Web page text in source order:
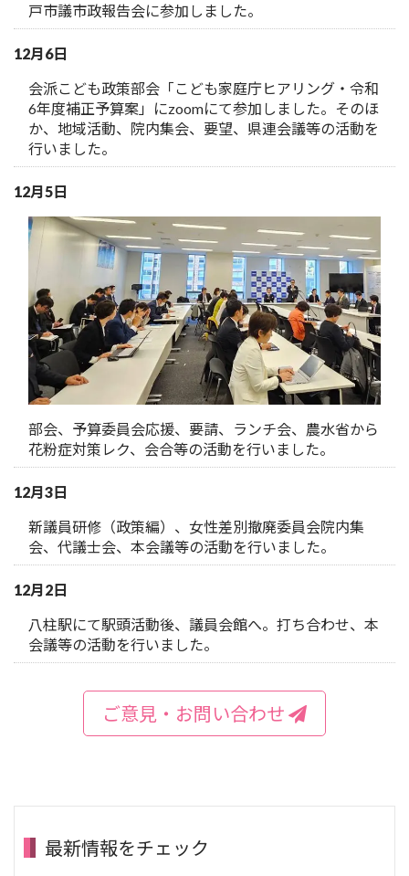
戸市議市政報告会に参加しました。
12月6日
会派こども政策部会「こども家庭庁ヒアリング・令和
6年度補正予算案」にzoomにて参加しました。そのほ
か、地域活動、院内集会、要望、県連会議等の活動を
行いました。
12月5日
部会、予算委員会応援、要請、ランチ会、農水省から
花粉症対策レク、会合等の活動を行いました。
12月3日
新議員研修（政策編）、女性差別撤廃委員会院内集
会、代議士会、本会議等の活動を行いました。
12月2日
八柱駅にて駅頭活動後、議員会館へ。打ち合わせ、本
会議等の活動を行いました。
ご意見・お問い合わせ
最新情報をチェック